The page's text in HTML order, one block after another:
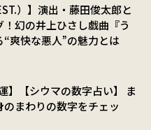
）】演出・藤田俊太郎と
幻の井上ひさし戯曲『う
“爽快な悪人”の魅力とは
】【シウマの数字占い】 ま
のまわりの数字をチェッ